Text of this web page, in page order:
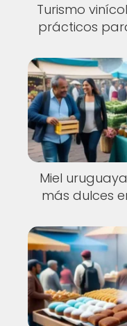
Turismo
prácticos
Miel
más dulces